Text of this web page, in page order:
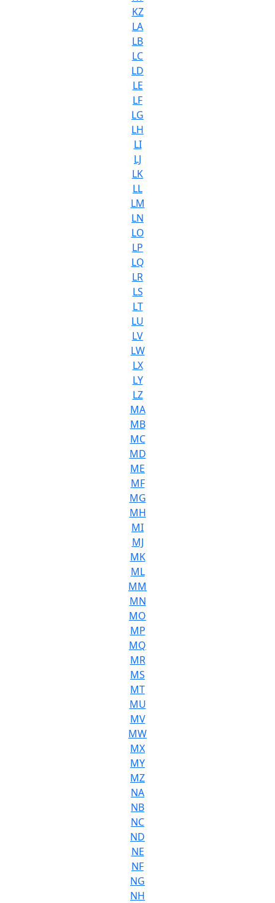
KZ
LA
LB
LC
LD
LE
LF
LG
LH
LI
LJ
LK
LL
LM
LN
LO
LP
LQ
LR
LS
LT
LU
LV
LW
LX
LY
LZ
MA
MB
MC
MD
ME
MF
MG
MH
MI
MJ
MK
ML
MM
MN
MO
MP
MQ
MR
MS
MT
MU
MV
MW
MX
MY
MZ
NA
NB
NC
ND
NE
NF
NG
NH